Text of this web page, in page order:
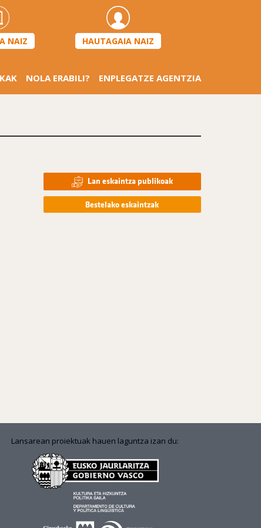
NAIZ HAUTAGAIA NAIZ
NOLA ERABILI? ENPLEGATZE AGENTZIA
Lan eskaintza publikoak
Bestelako eskaintzak
Lansarean proiektuak hauen laguntza izan du: